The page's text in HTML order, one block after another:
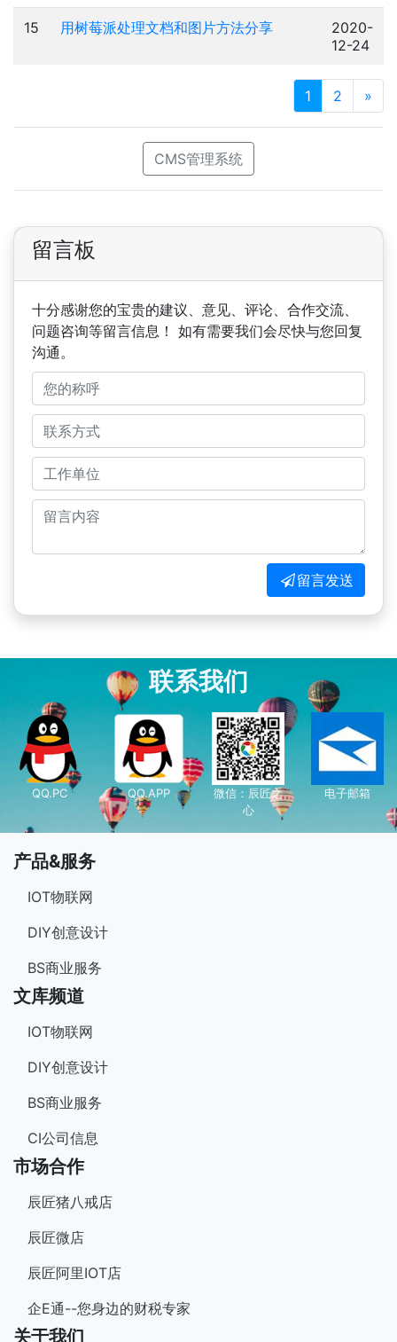
15 用树莓派处理文档和图片方法分享
2020-
12-24
1 2 »
CMS管理系统
留言板
十分感谢您的宝贵的建议、意见、评论、合作交流、
问题咨询等留言信息！ 如有需要我们会尽快与您回复
沟通。
留言发送
联系我们
QQ.PC QQ.APP
微信：辰匠之
心
电子邮箱
产品&服务
IOT物联网
DIY创意设计
BS商业服务
文库频道
IOT物联网
DIY创意设计
BS商业服务
CI公司信息
市场合作
辰匠猪八戒店
辰匠微店
辰匠阿里IOT店
企E通--您身边的财税专家
关于我们